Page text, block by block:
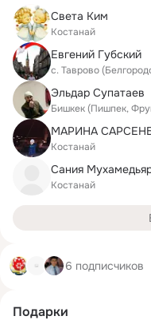
Света Ким
Костанай
Евгений Губский
с. Таврово
Эльдар Супатаев
Бишкек (Пишпек,
МАРИНА
Костанай
Сания
Костанай
6 подписчиков
Подарки